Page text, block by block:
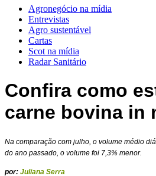
Agronegócio na mídia
Entrevistas
Agro sustentável
Cartas
Scot na mídia
Radar Sanitário
Confira como
carne bovina in
Na comparação com julho, o volume médio
do ano passado, o volume foi 7,3% menor.
por: Juliana Serra